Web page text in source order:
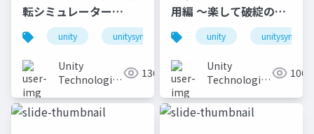
転シミュレーター
「AWSIM」のご紹介と
実装事例
unity unitysync
Unity
Technologies
136.8K
用編 ～楽して破綻のな
いアウトラインを目指
して～
unity unitysync
Unity
Technologies
106K